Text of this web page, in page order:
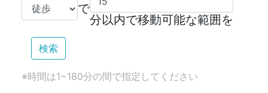
で
分以内で移動可能な範囲を
検索
※時間は1~180分の間で指定してください